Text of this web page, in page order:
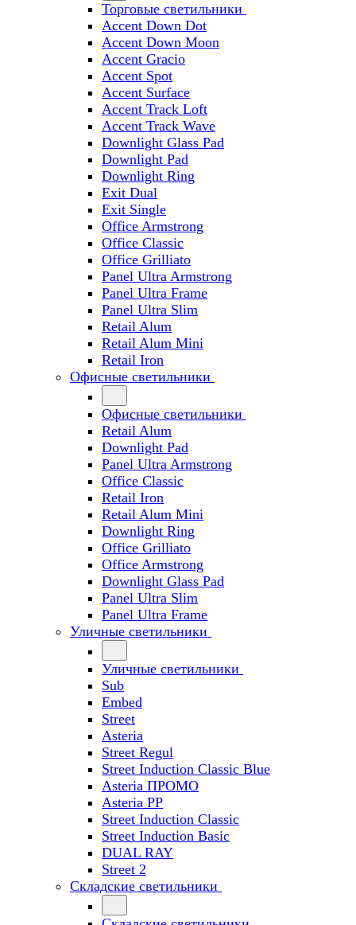
Торговые светильники
Accent Down Dot
Accent Down Moon
Accent Gracio
Accent Spot
Accent Surface
Accent Track Loft
Accent Track Wave
Downlight Glass Pad
Downlight Pad
Downlight Ring
Exit Dual
Exit Single
Office Armstrong
Office Classic
Office Grilliato
Panel Ultra Armstrong
Panel Ultra Frame
Panel Ultra Slim
Retail Alum
Retail Alum Mini
Retail Iron
Офисные светильники
Офисные светильники
Retail Alum
Downlight Pad
Panel Ultra Armstrong
Office Classic
Retail Iron
Retail Alum Mini
Downlight Ring
Office Grilliato
Office Armstrong
Downlight Glass Pad
Panel Ultra Slim
Panel Ultra Frame
Уличные светильники
Уличные светильники
Sub
Embed
Street
Asteria
Street Regul
Street Induction Classic Blue
Asteria ПРОМО
Asteria PP
Street Induction Classic
Street Induction Basic
DUAL RAY
Street 2
Складские светильники